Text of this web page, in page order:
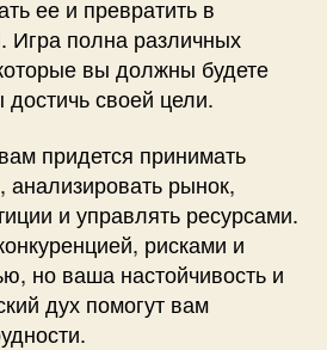
ее и превратить в
Игра полна различных
вы должны будете
своей цели.
придется принимать
рынок,
и управлять ресурсами.
рисками и
но ваша настойчивость и
дух помогут вам